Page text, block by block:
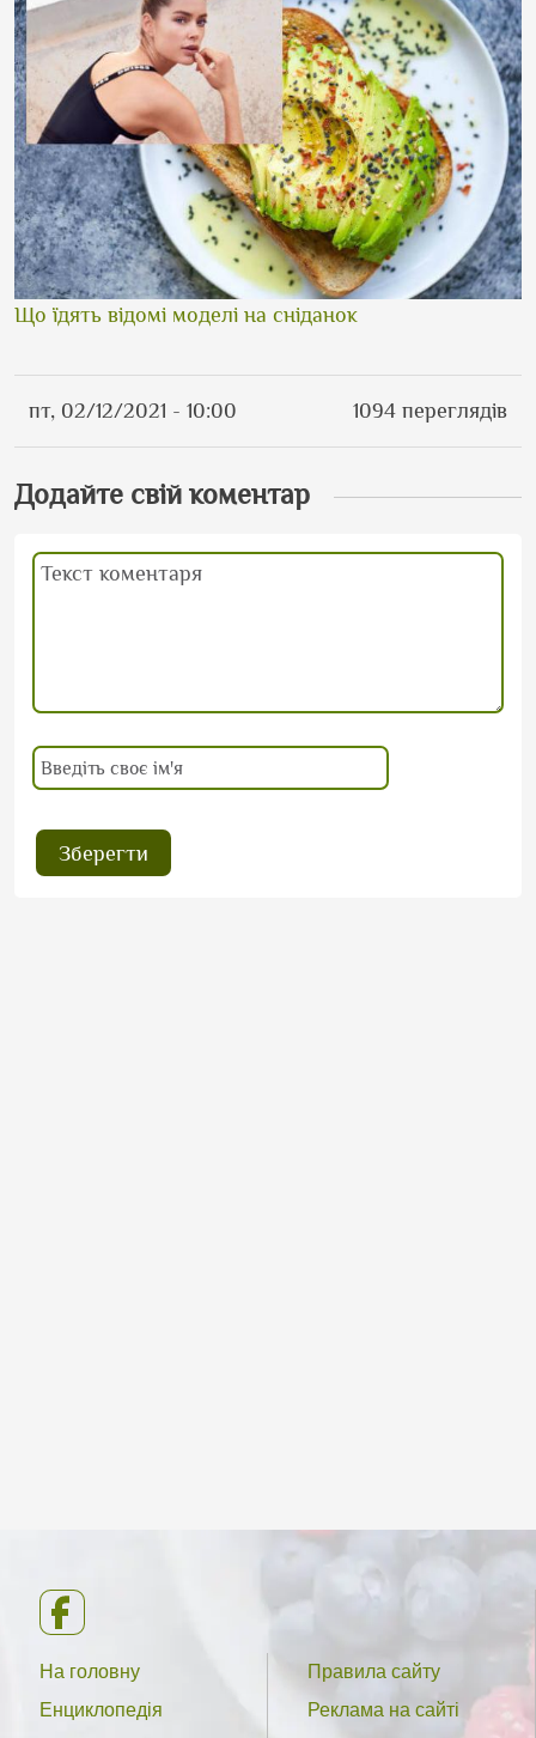
Що їдять відомі моделі на сніданок
пт, 02/12/2021 - 10:00 1094 переглядів
Додайте свій коментар
На головну
Енциклопедія
Правила сайту
Реклама на сайті